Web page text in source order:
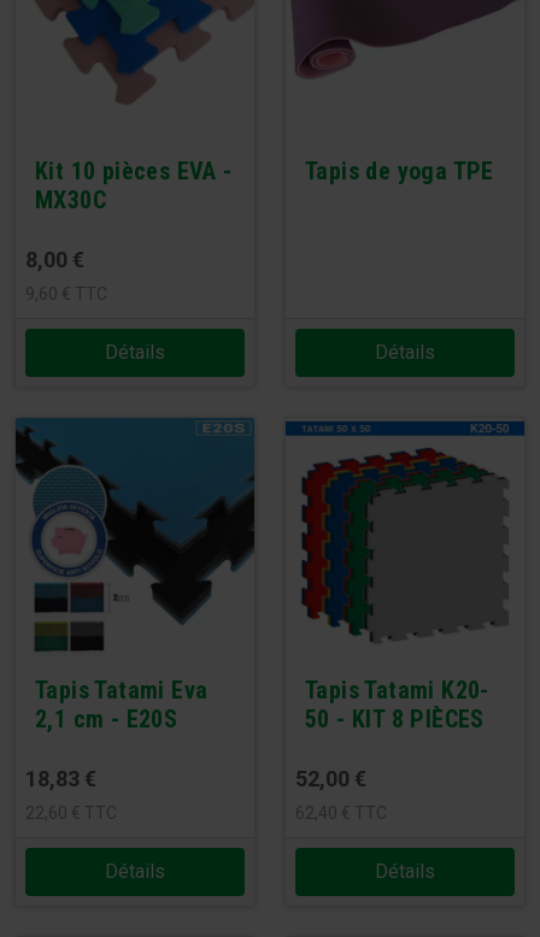
Kit 10 pièces EVA -
MX30C
8,00 €
9,60 € TTC
Détails
Tapis de yoga TPE
Détails
Tapis Tatami Eva
2,1 cm - E20S
18,83 €
22,60 € TTC
Détails
Tapis Tatami K20-
50 - KIT 8 PIÈCES
52,00 €
62,40 € TTC
Détails